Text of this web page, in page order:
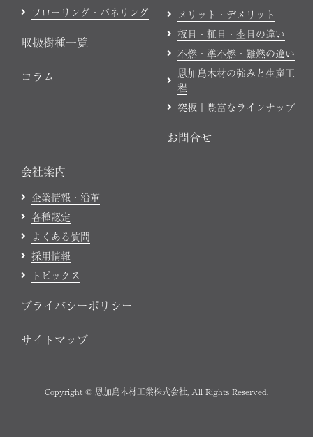
フローリング・パネリング
取扱樹種一覧
コラム
メリット・デメリット
板目・柾目・杢目の違い
不燃・準不燃・難燃の違い
恩加島木材の強みと生産工
程
突板｜豊富なラインナップ
お問合せ
会社案内
企業情報・沿革
各種認定
よくある質問
採用情報
トピックス
プライバシーポリシー
サイトマップ
Copyright © 恩加島木材工業株式会社, All Rights Reserved.